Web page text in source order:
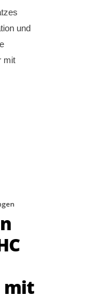
und
mit
mit